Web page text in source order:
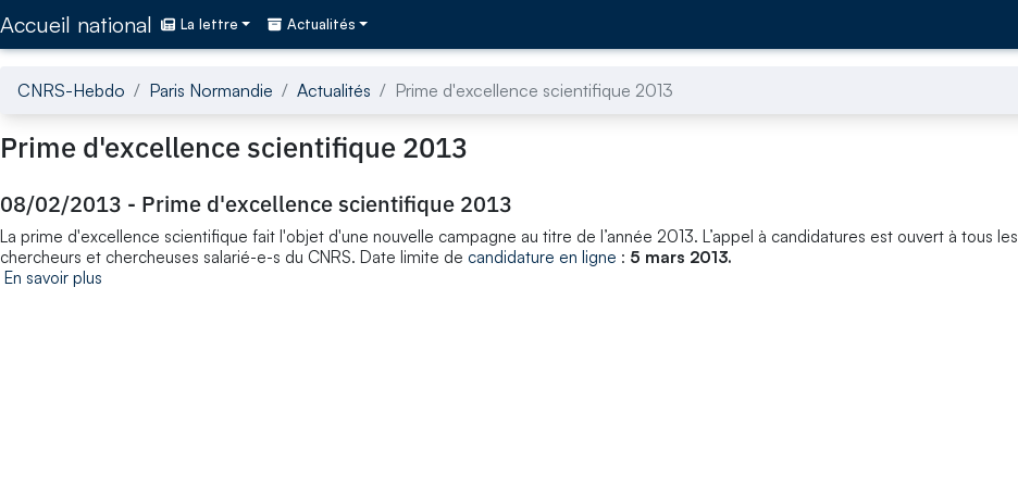
Accueil national La lettre Actualités
CNRS-Hebdo Paris Normandie Actualités Prime d'excellence scientifique 2013
Prime d'excellence scientifique 2013
08/02/2013 - Prime d'excellence scientifique 2013
La prime d'excellence scientifique fait l'objet d'une nouvelle campagne au titre de l’année 2013. L’appel à candidatures est ouvert à tous les
chercheurs et chercheuses salarié-e-s du CNRS. Date limite de candidature en ligne : 5 mars 2013.
En savoir plus